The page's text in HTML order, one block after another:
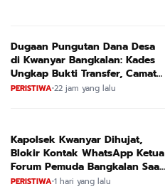
Dugaan Pungutan Dana Desa
di Kwanyar Bangkalan: Kades
Ungkap Bukti Transfer, Camat
Beri Bantahan Tegas
PERISTIWA•22 jam yang lalu
Kapolsek Kwanyar Dihujat,
Blokir Kontak WhatsApp Ketua
Forum Pemuda Bangkalan Saat
Dikonfirmasi
PERISTIWA•1 hari yang lalu